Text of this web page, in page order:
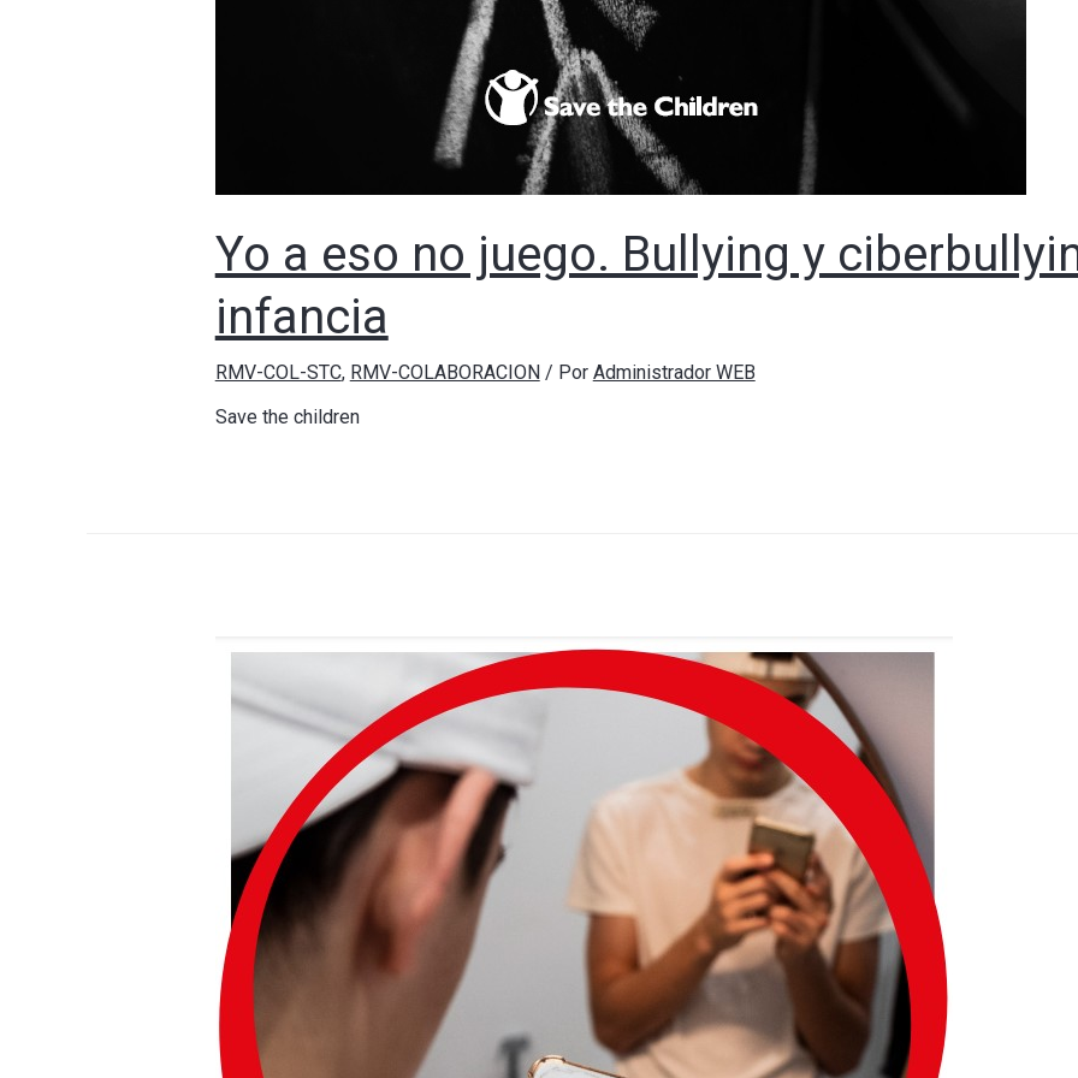
Yo a eso no juego. Bullying y
infancia
RMV-COL-STC, RMV-COLABORACION / Por Administrador WEB
Save the children